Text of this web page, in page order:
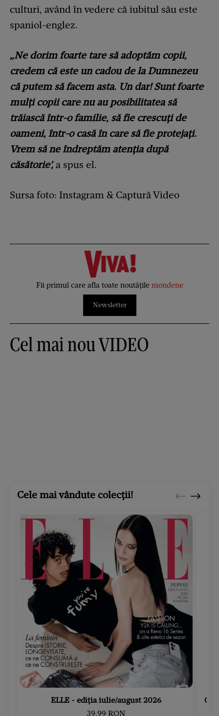
culturi, având în vedere că iubitul său este
spaniol-englez.
„Ne dorim foarte tare să adoptăm copii,
credem că este un cadou de la Dumnezeu
că putem să facem asta. Un dar! Sunt foarte
mulți copii care nu au posibilitatea să
trăiască într-o familie, să fie crescuți de
oameni, într-o casă în care să fie protejați.
Vrem să ne îndreptăm atenția după
căsătorie’,a spus el.
Sursa foto: Instagram & Captură Video
Fii primul care afla toate noutățile mondene
Newsletter
Cel mai nou VIDEO
Cele mai vândute colecții!
ELLE - ediția iulie/august 2026
39.99 RON